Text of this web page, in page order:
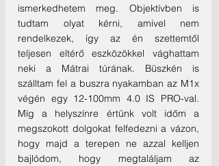
ismerkedhetem meg. Objektívben is
tudtam olyat kérni, amivel nem
rendelkezek, így az én szettemtől
teljesen eltérő eszközökkel vághattam
neki a Mátrai túrának. Büszkén is
szálltam fel a buszra nyakamban az M1x
végén egy 12-100mm 4.0 IS PRO-val.
Míg a helyszínre értünk volt időm a
megszokott dolgokat felfedezni a vázon,
hogy majd a terepen ne azzal kelljen
bajlódom, hogy megtaláljam az